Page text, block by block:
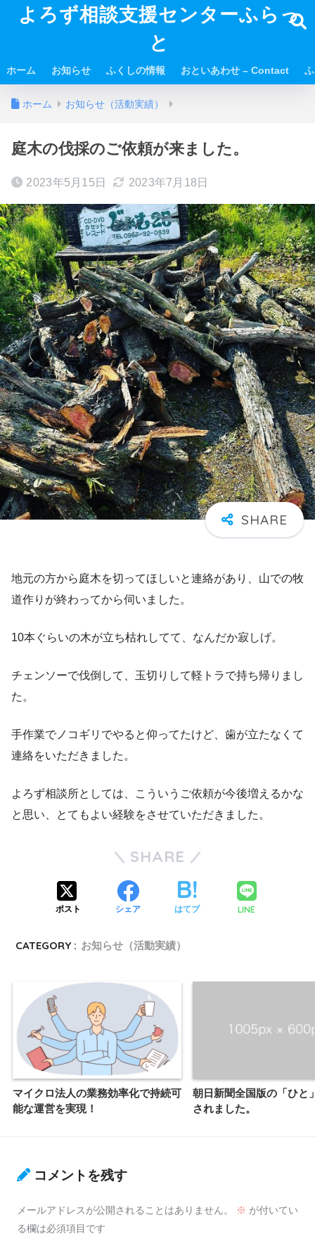
よろず相談支援センターふらっ
と
ホーム お知らせ ふくしの情報 おといあわせ – Contact
ホーム お知らせ（活動実績）
庭木の伐採のご依頼が来ました。
2023年5月15日 2023年7月18日
地元の方から庭木を切ってほしいと連絡があり、山での牧
道作りが終わってから伺いました。
10本ぐらいの木が立ち枯れしてて、なんだか寂しげ。
チェンソーで伐倒して、玉切りして軽トラで持ち帰りまし
た。
手作業でノコギリでやると仰ってたけど、歯が立たなくて
連絡をいただきました。
よろず相談所としては、こういうご依頼が今後増えるかな
と思い、とてもよい経験をさせていただきました。
SHARE
ポスト シェア はてブ LINE
CATEGORY : お知らせ（活動実績）
マイクロ法人の業務効率化で持続可
能な運営を実現！
朝日新聞全国版の「ひと
されました。
コメントを残す
メールアドレスが公開されることはありません。 ※ が付いてい
る欄は必須項目です